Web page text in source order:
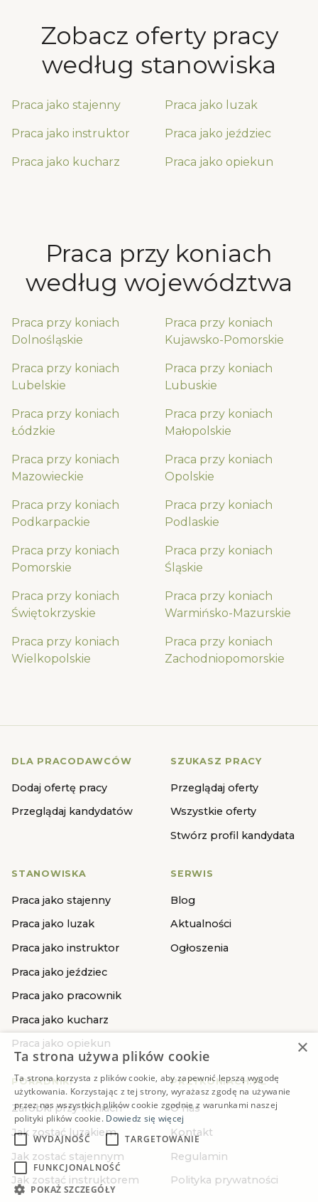
Zobacz oferty pracy
według stanowiska
Praca jako stajenny Praca jako luzak
Praca jako instruktor Praca jako jeździec
Praca jako kucharz Praca jako opiekun
Praca przy koniach
według województwa
Praca przy koniach
Dolnośląskie
Praca przy koniach
Kujawsko-Pomorskie
Praca przy koniach
Lubelskie
Praca przy koniach
Lubuskie
Praca przy koniach
Łódzkie
Praca przy koniach
Małopolskie
Praca przy koniach
Mazowieckie
Praca przy koniach
Opolskie
Praca przy koniach
Podkarpackie
Praca przy koniach
Podlaskie
Praca przy koniach
Pomorskie
Praca przy koniach
Śląskie
Praca przy koniach
Świętokrzyskie
Praca przy koniach
Warmińsko-Mazurskie
Praca przy koniach
Wielkopolskie
Praca przy koniach
Zachodniopomorskie
DLA PRACODAWCÓW
Dodaj ofertę pracy
Przeglądaj kandydatów
SZUKASZ PRACY
Przeglądaj oferty
Wszystkie oferty
Stwórz profil kandydata
STANOWISKA
Praca jako stajenny
Praca jako luzak
Praca jako instruktor
Praca jako jeździec
Praca jako pracownik
Praca jako kucharz
Praca jako opiekun
SERWIS
Blog
Aktualności
Ogłoszenia
PORADNIKI
Zarobki przy koniach
Jak zostać luzakiem
Jak zostać stajennym
Jak zostać instruktorem
PRZYKONIACH.PL
O nas
Kontakt
Regulamin
Polityka prywatności
×
Ta strona używa plików cookie
Ta strona korzysta z plików cookie, aby zapewnić lepszą wygodę
użytkowania. Korzystając z tej strony, wyrażasz zgodę na używanie
przez nas wszystkich plików cookie zgodnie z warunkami naszej
polityki plików cookie. Dowiedz się więcej
WYDAJNOŚĆ
TARGETOWANIE
FUNKCJONALNOŚĆ
POKAŻ SZCZEGÓŁY